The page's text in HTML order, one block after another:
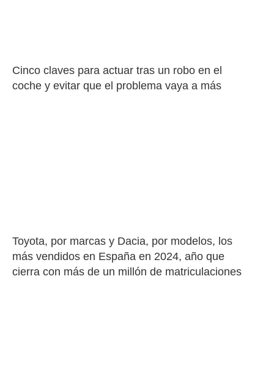
Cinco claves para actuar tras un robo en el
coche y evitar que el problema vaya a más
Toyota, por marcas y Dacia, por modelos, los
más vendidos en España en 2024, año que
cierra con más de un millón de matriculaciones